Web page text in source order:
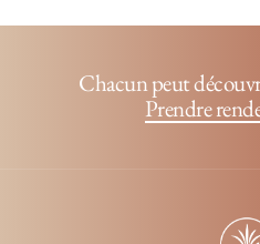
Chacun peut
Prendre